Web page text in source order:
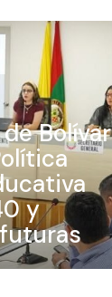
Bolívar
y